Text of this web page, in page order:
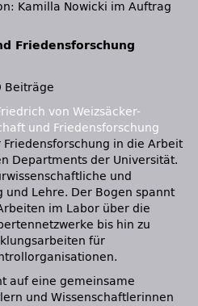
Kamilla Nowicki im Auftrag
Friedensforschung
Beiträge
von Weizsäcker-
und Friedensforschung
in die Arbeit
Departments der Universität.
und
und Lehre. Der Bogen spannt
im Labor über die
bis hin zu
für
auf eine gemeinsame
und Wissenschaftlerinnen